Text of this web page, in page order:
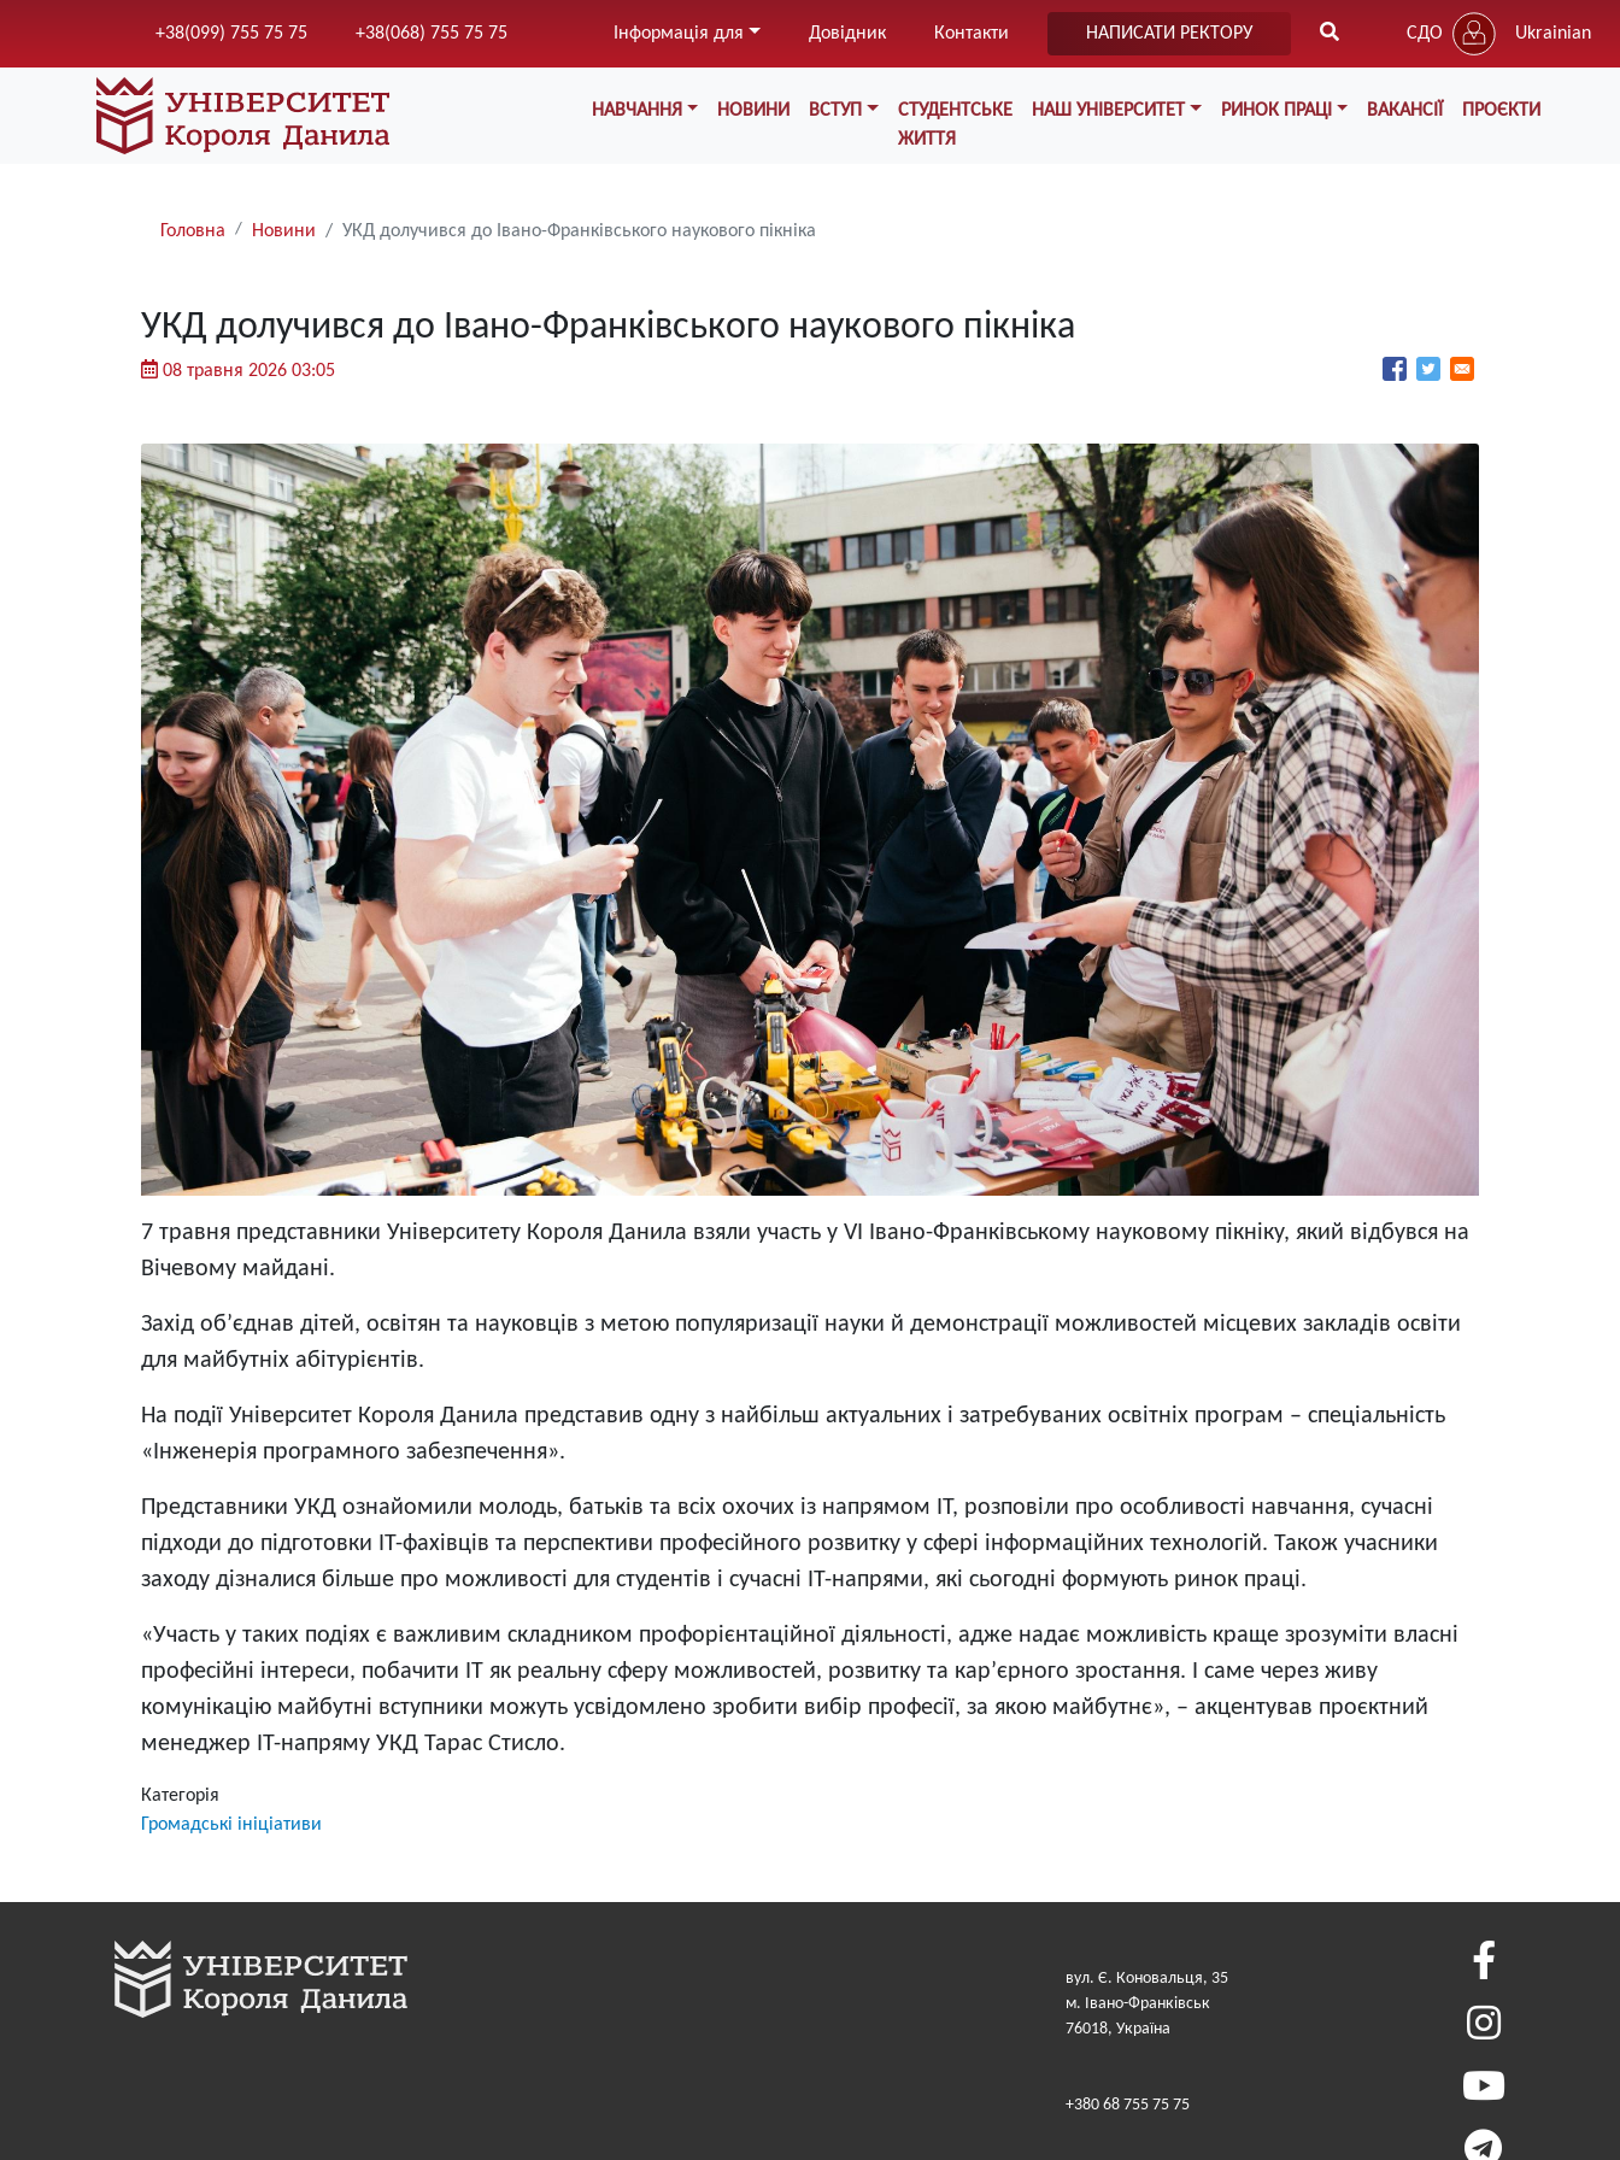
до
основного
вмісту
+38(099) 755 75 75 +38(068) 755 75 75 Інформація для Довідник Контакти НАПИСАТИ РЕКТОРУ СДО Ukrainian
Меню у хедері
НАВЧАННЯ НОВИНИ ВСТУП
СТУДЕНТСЬКЕ
ЖИТТЯ
НАШ УНІВЕРСИТЕТ РИНОК ПРАЦІ ВАКАНСІЇ ПРОЄКТИ
Рядки
Головна Новини УКД долучився до Івано-Франківського наукового пікніка
УКД долучився до Івано-Франківського наукового пікніка
08 травня 2026 03:05
7 травня представники Університету Короля Данила взяли участь у VI Івано-Франківському науковому пікніку, який відбувся на
Вічевому майдані.
Захід об’єднав дітей, освітян та науковців з метою популяризації науки й демонстрації можливостей місцевих закладів освіти
для майбутніх абітурієнтів.
На події Університет Короля Данила представив одну з найбільш актуальних і затребуваних освітніх програм – спеціальність
«Інженерія програмного забезпечення».
Представники УКД ознайомили молодь, батьків та всіх охочих із напрямом ІТ, розповіли про особливості навчання, сучасні
підходи до підготовки ІТ-фахівців та перспективи професійного розвитку у сфері інформаційних технологій. Також учасники
заходу дізналися більше про можливості для студентів і сучасні ІТ-напрями, які сьогодні формують ринок праці.
«Участь у таких подіях є важливим складником профорієнтаційної діяльності, адже надає можливість краще зрозуміти власні
професійні інтереси, побачити ІТ як реальну сферу можливостей, розвитку та кар’єрного зростання. І саме через живу
комунікацію майбутні вступники можуть усвідомлено зробити вибір професії, за якою майбутнє», – акцентував проєктний
менеджер ІТ-напряму УКД Тарас Стисло.
Категорія
Громадські ініціативи
вул. Є. Коновальця, 35
м. Івано-Франківськ
76018, Україна
+380 68 755 75 75